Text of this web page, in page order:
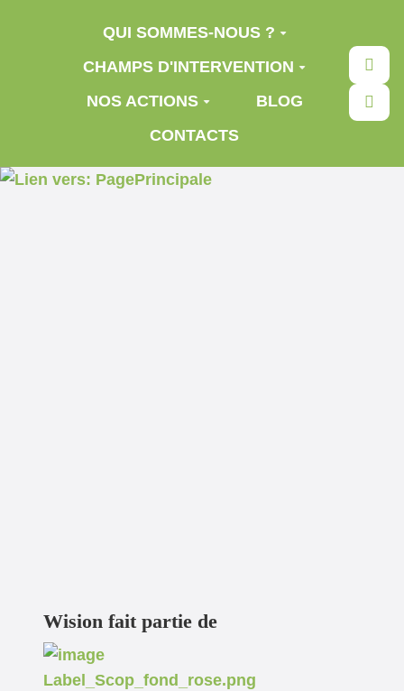
QUI SOMMES-NOUS ?
CHAMPS D'INTERVENTION
NOS ACTIONS
BLOG
CONTACTS
Wision fait partie de